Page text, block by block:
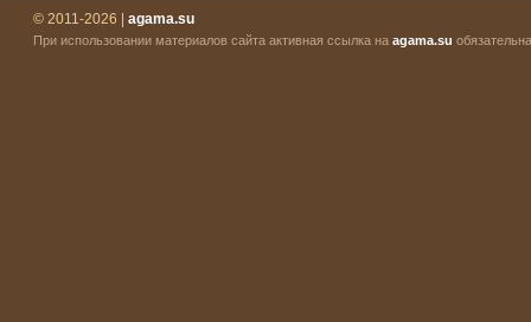
© 2011-2026 | agama.su
При использовании материалов сайта активная ссылка на agama.su